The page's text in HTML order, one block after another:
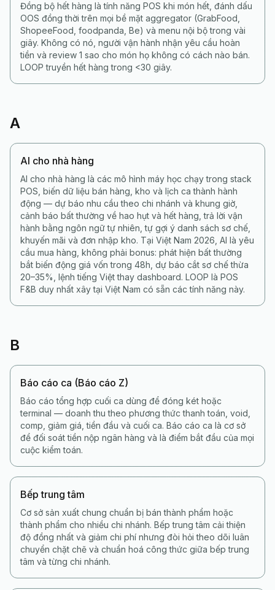
Đồng bộ hết hàng là tính năng POS khi món hết, đánh dấu
OOS đồng thời trên mọi bề mặt aggregator (GrabFood,
ShopeeFood, foodpanda, Be) và menu nội bộ trong vài
giây. Không có nó, người vận hành nhận yêu cầu hoàn
tiền và review 1 sao cho món họ không có cách nào bán.
LOOP truyền hết hàng trong <30 giây.
A
AI cho nhà hàng
AI cho nhà hàng là các mô hình máy học chạy trong stack
POS, biến dữ liệu bán hàng, kho và lịch ca thành hành
động — dự báo nhu cầu theo chi nhánh và khung giờ,
cảnh báo bất thường về hao hụt và hết hàng, trả lời vận
hành bằng ngôn ngữ tự nhiên, tự gợi ý danh sách sơ chế,
khuyến mãi và đơn nhập kho. Tại Việt Nam 2026, AI là yêu
cầu mua hàng, không phải bonus: phát hiện bất thường
bắt biến động giá vốn trong 48h, dự báo cắt sơ chế thừa
20–35%, lệnh tiếng Việt thay dashboard. LOOP là POS
F&B duy nhất xây tại Việt Nam có sẵn các tính năng này.
B
Báo cáo ca (Báo cáo Z)
Báo cáo tổng hợp cuối ca dùng để đóng két hoặc
terminal — doanh thu theo phương thức thanh toán, void,
comp, giảm giá, tiền đầu và cuối ca. Báo cáo ca là cơ sở
để đối soát tiền nộp ngân hàng và là điểm bắt đầu của mọi
cuộc kiểm toán.
Bếp trung tâm
Cơ sở sản xuất chung chuẩn bị bán thành phẩm hoặc
thành phẩm cho nhiều chi nhánh. Bếp trung tâm cải thiện
độ đồng nhất và giảm chi phí nhưng đòi hỏi theo dõi luân
chuyển chặt chẽ và chuẩn hoá công thức giữa bếp trung
tâm và từng chi nhánh.